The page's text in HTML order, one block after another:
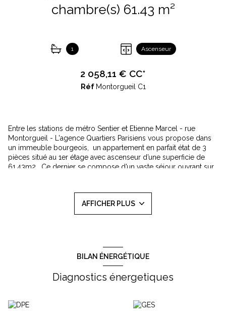
chambre(s) 61.43 m²
1 Ascenseur
2 058,11 € CC*
Réf Montorgueil C1
Entre les stations de métro Sentier et Etienne Marcel - rue
Montorgueil - L'agence Quartiers Parisiens vous propose dans
un immeuble bourgeois,
un appartement en parfait état de 3
pièces situé au 1er étage avec ascenseur d’une superficie de
61,43m2 . Ce dernier se compose d’un vaste séjour ouvrant sur
Parquet, très belle hauteur sous plafond. Chauffage et eau
chaude collectifs. Gardien, digicode, interphone.
Bailleur institutionnel: Pas de garants ni caution bancaire -
pour charges -régularisation annuelle
Honoraires charge locataire: 929,44€ TTC dont 186,13€ TTC
pour l'état des lieux.
1978,04€
AFFICHER PLUS
BILAN ÉNERGÉTIQUE
Diagnostics énergetiques